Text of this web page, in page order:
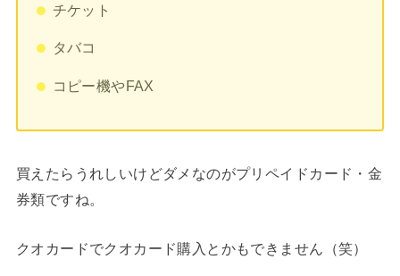
チケット
タバコ
コピー機やFAX
買えたらうれしいけどダメなのがプリペイドカード・金
券類ですね。
クオカードでクオカード購入とかもできません（笑）